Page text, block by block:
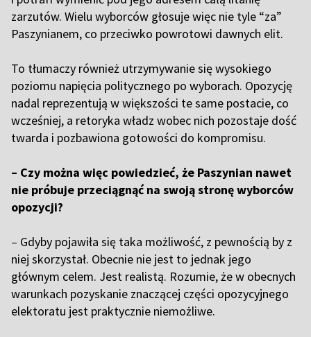
zarzutów. Wielu wyborców głosuje więc nie tyle “za”
Paszynianem, co przeciwko powrotowi dawnych elit.
To tłumaczy również utrzymywanie się wysokiego
poziomu napięcia politycznego po wyborach. Opozycję
nadal reprezentują w większości te same postacie, co
wcześniej, a retoryka władz wobec nich pozostaje dość
twarda i pozbawiona gotowości do kompromisu.
– Czy można więc powiedzieć, że Paszynian nawet
nie próbuje przeciągnąć na swoją stronę wyborców
opozycji?
– Gdyby pojawiła się taka możliwość, z pewnością by z
niej skorzystał. Obecnie nie jest to jednak jego
głównym celem. Jest realistą. Rozumie, że w obecnych
warunkach pozyskanie znaczącej części opozycyjnego
elektoratu jest praktycznie niemożliwe.